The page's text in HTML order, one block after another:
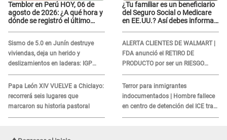
Temblor en Perú HOY, 06 de
agosto de 2026: ¿A qué hora y
dónde se registró el último
Sismo de 5.0 en Junín destruye
viviendas, deja un herido y
deslizamientos en laderas: IGP
alerta sobre posibles réplicas
Papa León XIV VUELVE a Chiclayo:
recorrerá seis lugares que
marcaron su historia pastoral
¿Tu familiar es un beneficiario
del Seguro Social o Medicare
en EE.UU.? Así debes informar
ALERTA CLIENTES DE WALMART |
FDA anunció el RETIRO DE
PRODUCTO por ser un RIESGO
MORTAL para consumidores: ¿Cuál
es?
Terror para inmigrantes
indocumentados | Hombre fallece
en centro de detención del ICE tras
sufrir una "emergencia médica"